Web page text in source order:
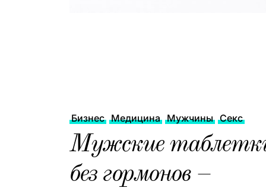
Бизнес Медицина Мужчины Секс
Мужские
без гормонов –